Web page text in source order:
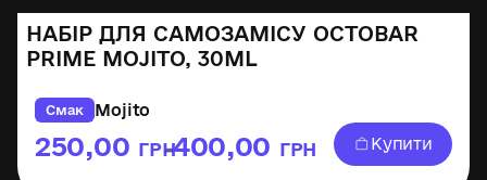
НАБІР ДЛЯ САМОЗАМІСУ OCTOBAR
PRIME MOJITO, 30ML
Смак Mojito
250,00 ГРН
–400,00 ГРН Купити